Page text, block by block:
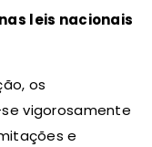
leis nacionais
os
vigorosamente
e